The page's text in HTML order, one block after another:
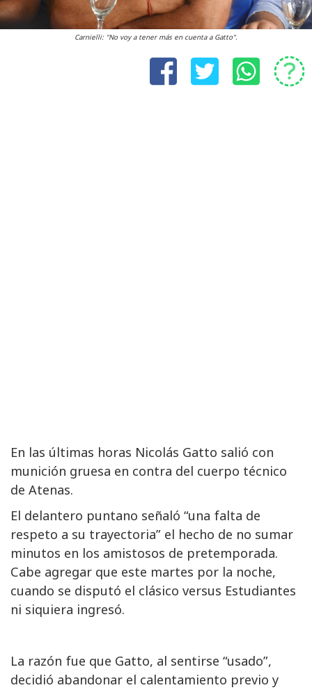
Carnielli: "No voy a tener más en cuenta a Gatto".
En las últimas horas Nicolás Gatto salió con
munición gruesa en contra del cuerpo técnico
de Atenas.
El delantero puntano señaló “una falta de
respeto a su trayectoria” el hecho de no sumar
minutos en los amistosos de pretemporada.
Cabe agregar que este martes por la noche,
cuando se disputó el clásico versus Estudiantes
ni siquiera ingresó.
La razón fue que Gatto, al sentirse “usado”,
decidió abandonar el calentamiento previo y